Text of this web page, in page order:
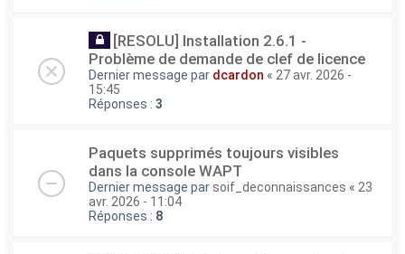
[RESOLU] Installation 2.6.1 -
Problème de demande de clef de licence
Dernier message par dcardon « 27 avr. 2026 -
15:45
Réponses : 3
Paquets supprimés toujours visibles
dans la console WAPT
Dernier message par soif_deconnaissances « 23
avr. 2026 - 11:04
Réponses : 8